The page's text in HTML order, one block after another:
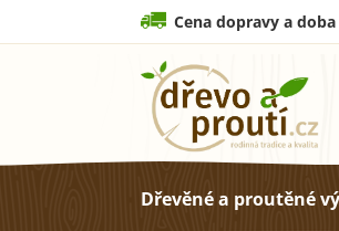
obsah
Cena dopravy a
Dřevěné a proutěné